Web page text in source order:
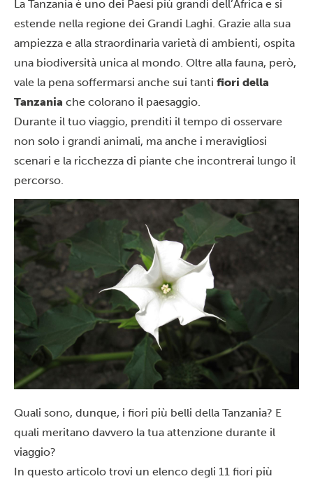
La Tanzania è uno dei Paesi più grandi dell’Africa e si
estende nella regione dei Grandi Laghi. Grazie alla sua
ampiezza e alla straordinaria varietà di ambienti, ospita
una biodiversità unica al mondo. Oltre alla fauna, però,
vale la pena soffermarsi anche sui tanti fiori della
Tanzania che colorano il paesaggio.
Durante il tuo viaggio, prenditi il tempo di osservare
non solo i grandi animali, ma anche i meravigliosi
scenari e la ricchezza di piante che incontrerai lungo il
percorso.
Quali sono, dunque, i fiori più belli della Tanzania? E
quali meritano davvero la tua attenzione durante il
viaggio?
In questo articolo trovi un elenco degli 11 fiori più